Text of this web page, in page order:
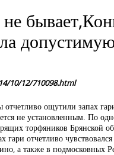
10/12/710098.html
ощутили запах
не установленным. По
торфяников Брянской
гари отчетливо
а также в подмосковных